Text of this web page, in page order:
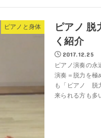
ピアノと身体
ピアノ 脱
く紹介
2017.12.25
ピアノ演奏の永
演奏＝脱力を極
も「ピアノ 脱
来られる方も多